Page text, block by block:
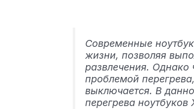
Современные
жизни, позволяя
развлечения. Однако
проблемой
выключается. В
перегрева